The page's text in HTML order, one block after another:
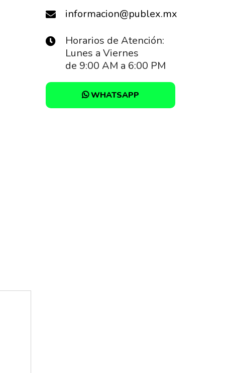
informacion@publex.mx
Horarios de Atención:
Lunes a Viernes
de 9:00 AM a 6:00 PM
WHATSAPP